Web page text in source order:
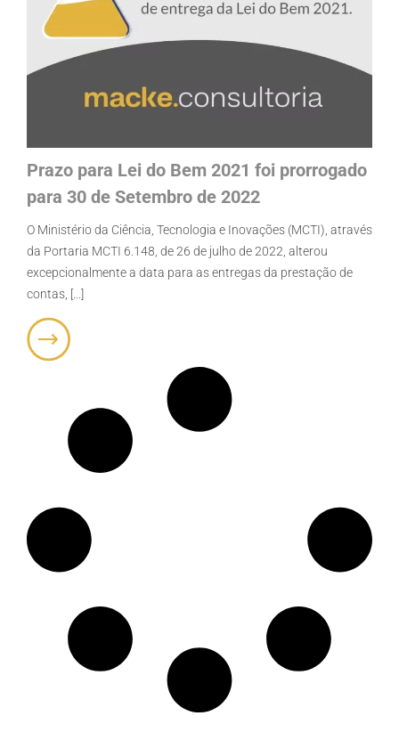
Prazo para Lei do Bem 2021 foi prorrogado
para 30 de Setembro de 2022
O Ministério da Ciência, Tecnologia e Inovações (MCTI), através
da Portaria MCTI 6.148, de 26 de julho de 2022, alterou
excepcionalmente a data para as entregas da prestação de
contas, [...]